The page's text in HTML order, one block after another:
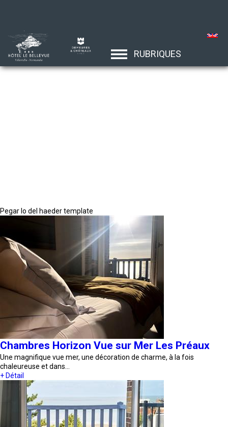
RUBRIQUES
Pegar lo del haeder template
Chambres Horizon Vue sur Mer Les Préaux
Une magnifique vue mer, une décoration de charme, à la fois
chaleureuse et dans…
+ Détail